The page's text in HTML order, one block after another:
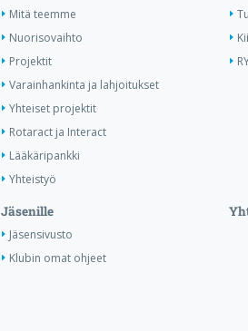
Mitä teemme
Nuorisovaihto
Projektit
Varainhankinta ja lahjoitukset
Yhteiset projektit
Rotaract ja Interact
Lääkäripankki
Yhteistyö
Jäsenille
Jäsensivusto
Klubin omat ohjeet